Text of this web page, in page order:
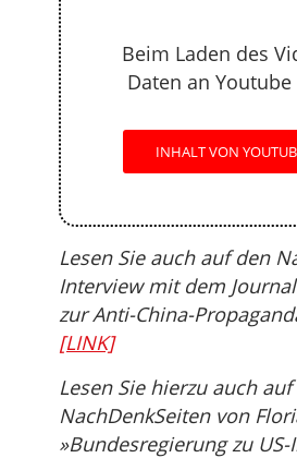
Beim Laden des
Daten an
INHALT VON
Lesen Sie auch auf den
Interview mit dem
zur Anti-China-
[LINK]
Lesen Sie hierzu auch
NachDenkSeiten von
»Bundesregierung zu